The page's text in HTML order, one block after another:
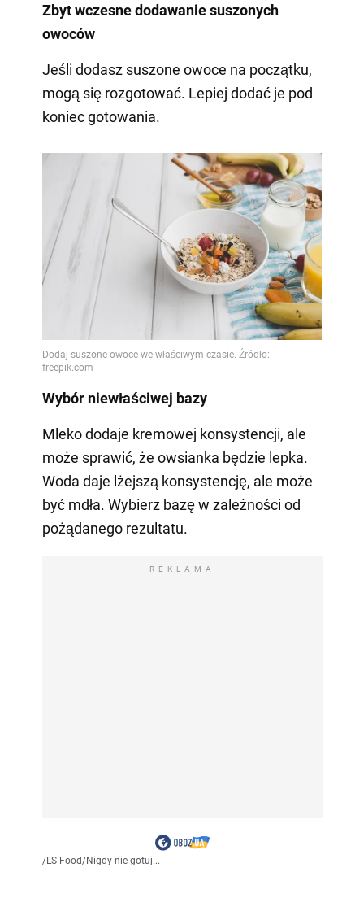
Zbyt wczesne dodawanie suszonych
owoców
Jeśli dodasz suszone owoce na początku,
mogą się rozgotować. Lepiej dodać je pod
koniec gotowania.
Wybór niewłaściwej bazy
Mleko dodaje kremowej konsystencji, ale
może sprawić, że owsianka będzie lepka.
Woda daje lżejszą konsystencję, ale może
być mdła. Wybierz bazę w zależności od
pożądanego rezultatu.
REKLAMA
/LS Food/Nigdy nie gotuj...